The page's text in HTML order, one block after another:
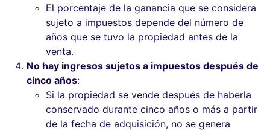
El porcentaje de la ganancia que se considera
sujeto a impuestos depende del número de
años que se tuvo la propiedad antes de la
venta.
No hay ingresos sujetos a impuestos después de
cinco años:
Si la propiedad se vende después de haberla
conservado durante cinco años o más a partir
de la fecha de adquisición, no se genera